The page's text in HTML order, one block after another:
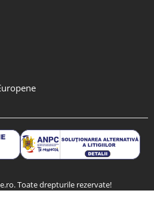
Toate drepturile rezervate!